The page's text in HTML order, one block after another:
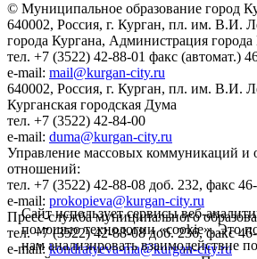
© Муниципальное образование город
640002, Россия, г. Курган, пл. им. В.И.
города Кургана, Администрация города
тел. +7 (3522) 42-88-01 факс (автомат.)
e-mail: mail@kurgan-city.ru
640002, Россия, г. Курган, пл. им. В.И.
Курганская городская Дума
тел. +7 (3522) 42-84-00
e-mail: duma@kurgan-city.ru
Управление массовых коммуникаций и
отношений:
тел. +7 (3522) 42-88-08 доб. 232, факс
e-mail: prokopieva@kurgan-city.ru
Пресс-служба муниципального
тел. +7 (3522) 42-88-08 доб. 236, факс
e-mail:kondratyeva-ma@kurgan-city.ru
Сайт использует сервисы веб-
помощью технологии «cookie». Это
нам анализировать взаимодействие